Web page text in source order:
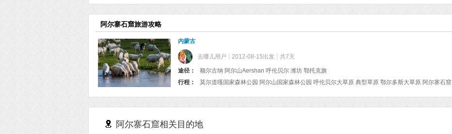
阿尔寨石窟旅游攻略
内蒙古
去哪儿用户 2012-08-15出发 共7天
途径：
额尔古纳 阿尔山Aershan 呼伦贝尔 潍坊 鄂托克旗
行程：
莫尔道嘎国家森林公园 阿尔山国家森林公园 呼伦贝尔大草原 典型草原 鄂尔多斯大草原 阿尔寨石窟
阿尔寨石窟相关目的地